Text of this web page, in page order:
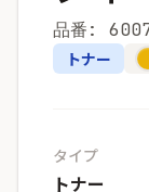
品番:
トナー
タイプ
トナー